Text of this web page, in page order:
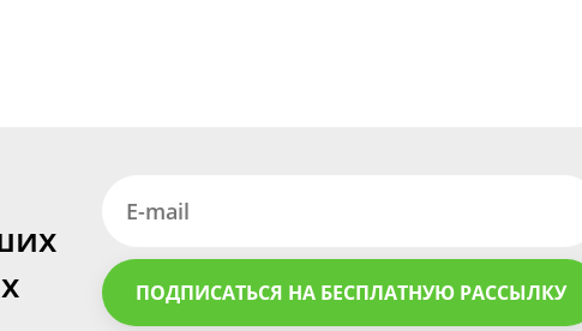
ПОДПИСАТЬСЯ НА БЕСПЛАТНУЮ РАССЫЛКУ